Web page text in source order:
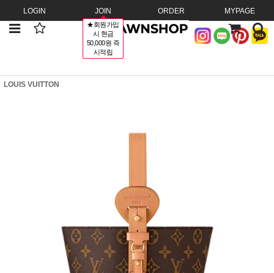
LOGIN JOIN
★회원가입
시 현금
50,000원 즉
시적립
ORDER MYPAGE
LOUIS VUITTON